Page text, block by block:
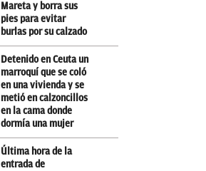
Mareta y borra sus
pies para evitar
burlas por su calzado
Detenido en Ceuta un
marroquí que se coló
en una vivienda y se
metió en calzoncillos
en la cama donde
dormía una mujer
Última hora de la
entrada de